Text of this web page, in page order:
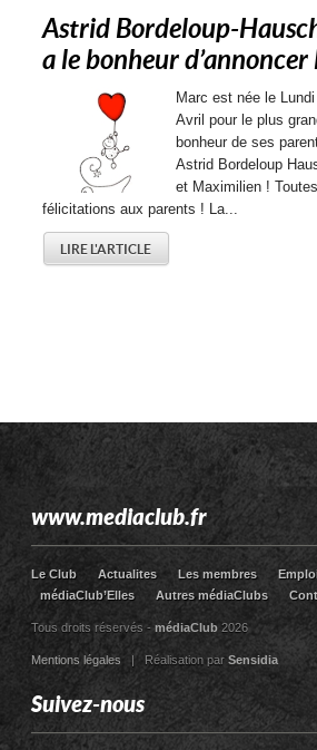
Astrid Bordeloup-
a le bonheur d’annoncer
Marc est née le
Avril pour le plus
bonheur de ses
Astrid Bordeloup
et Maximilien !
félicitations aux parents ! La...
LIRE L'ARTICLE
www.mediaclub.fr
Le Club Actualites Les membres
médiaClub’Elles
Autres médiaClubs
Tous droits réservés -médiaClub 2026
Mentions légales| Réalisation parSensidia
Suivez-nous